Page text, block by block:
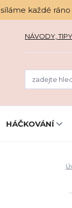
každé
NÁVODY,
HÁČKOVÁNÍ